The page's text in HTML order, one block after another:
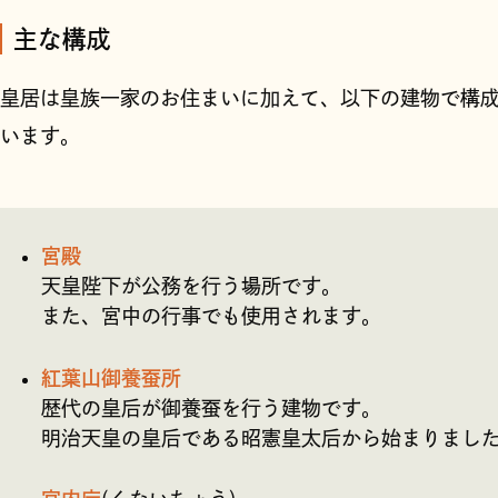
主な構成
皇居は皇族一家のお住まいに加えて、以下の建物で構
います。
宮殿
天皇陛下が公務を行う場所です。
また、宮中の行事でも使用されます。
紅葉山御養蚕所
歴代の皇后が御養蚕を行う建物です。
明治天皇の皇后である昭憲皇太后から始まりました